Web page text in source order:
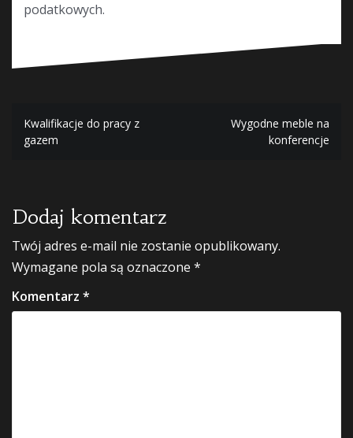
podatkowych.
Nawigacja
wpisu
Kwalifikacje do pracy z
gazem
Wygodne meble na
konferencje
Dodaj komentarz
Twój adres e-mail nie zostanie opublikowany.
Wymagane pola są oznaczone *
Komentarz *